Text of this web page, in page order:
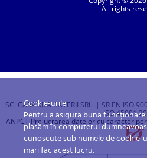
All rights
SC. CARANDA BATERII SRL. | SR EN ISO
ISO
ANPC | Prelucrarea datelor cu caracter
Cookie-urile
Pentru a asigura buna
plasăm în computerul
cunoscute sub numele de
mari fac acest lucru.